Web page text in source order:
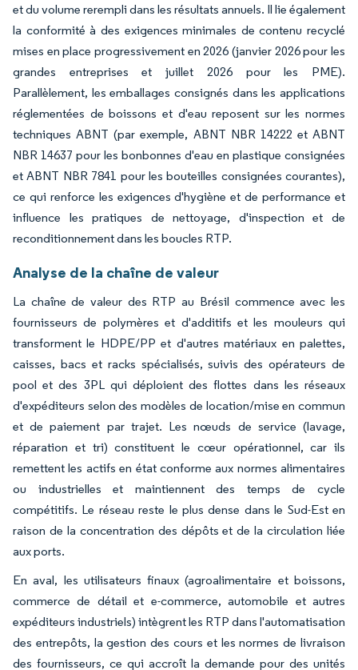
et du volume rerempli dans les résultats annuels. Il lie également
la conformité à des exigences minimales de contenu recyclé
mises en place progressivement en 2026 (janvier 2026 pour les
grandes entreprises et juillet 2026 pour les PME).
Parallèlement, les emballages consignés dans les applications
réglementées de boissons et d'eau reposent sur les normes
techniques ABNT (par exemple, ABNT NBR 14222 et ABNT
NBR 14637 pour les bonbonnes d'eau en plastique consignées
et ABNT NBR 7841 pour les bouteilles consignées courantes),
ce qui renforce les exigences d'hygiène et de performance et
influence les pratiques de nettoyage, d'inspection et de
reconditionnement dans les boucles RTP.
Analyse de la chaîne de valeur
La chaîne de valeur des RTP au Brésil commence avec les
fournisseurs de polymères et d'additifs et les mouleurs qui
transforment le HDPE/PP et d'autres matériaux en palettes,
caisses, bacs et racks spécialisés, suivis des opérateurs de
pool et des 3PL qui déploient des flottes dans les réseaux
d'expéditeurs selon des modèles de location/mise en commun
et de paiement par trajet. Les nœuds de service (lavage,
réparation et tri) constituent le cœur opérationnel, car ils
remettent les actifs en état conforme aux normes alimentaires
ou industrielles et maintiennent des temps de cycle
compétitifs. Le réseau reste le plus dense dans le Sud-Est en
raison de la concentration des dépôts et de la circulation liée
aux ports.
En aval, les utilisateurs finaux (agroalimentaire et boissons,
commerce de détail et e-commerce, automobile et autres
expéditeurs industriels) intègrent les RTP dans l'automatisation
des entrepôts, la gestion des cours et les normes de livraison
des fournisseurs, ce qui accroît la demande pour des unités